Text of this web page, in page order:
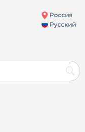
Россия
Русский